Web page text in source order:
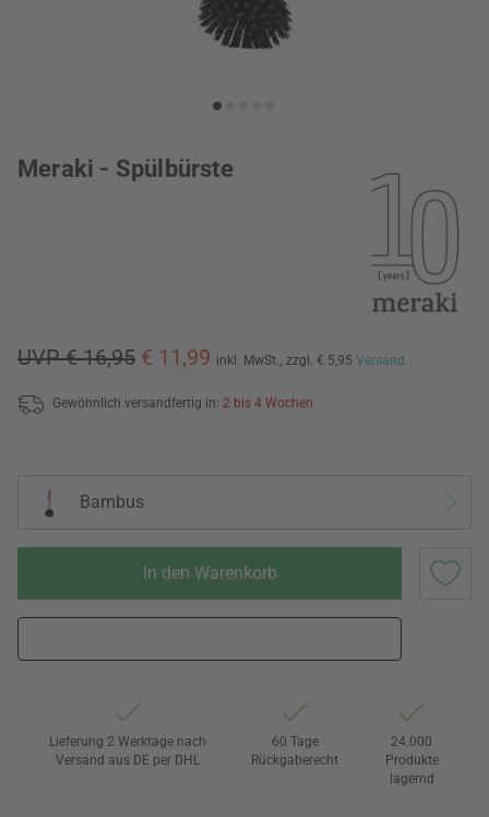
Meraki - Spülbürste
UVP € 16,95 € 11,99 inkl. MwSt., zzgl. € 5,95 Versand
Gewöhnlich versandfertig in: 2 bis 4 Wochen
Bambus
In den Warenkorb
Lieferung 2 Werktage nach
Versand aus DE per DHL
60 Tage
Rückgaberecht
24.000
Produkte
lagernd